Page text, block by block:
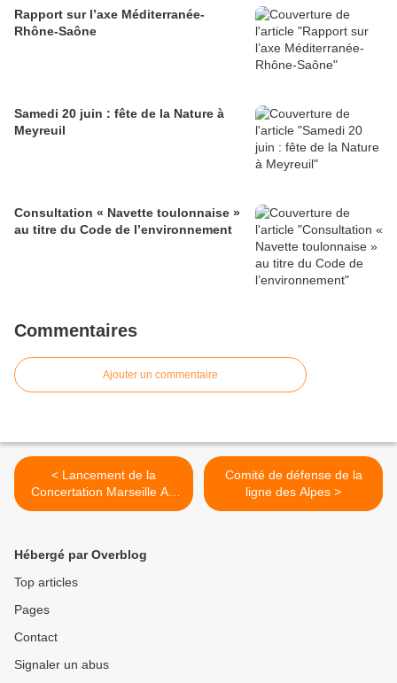
Rapport sur l’axe Méditerranée-
Rhône-Saône
Samedi 20 juin : fête de la Nature à
Meyreuil
Consultation « Navette toulonnaise »
au titre du Code de l’environnement
Commentaires
Ajouter un commentaire
< Lancement de la
Concertation Marseille Aix
Phase 2
Comité de défense de la
ligne des Alpes >
Hébergé par Overblog
Top articles
Pages
Contact
Signaler un abus